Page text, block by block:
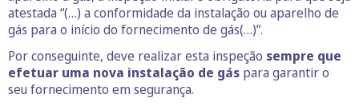
atestada “(…) a conformidade da instalação ou aparelho de
gás para o início do fornecimento de gás(…)”.
Por conseguinte, deve realizar esta inspeção sempre que
efetuar uma nova instalação de gás para garantir o
seu fornecimento em segurança.